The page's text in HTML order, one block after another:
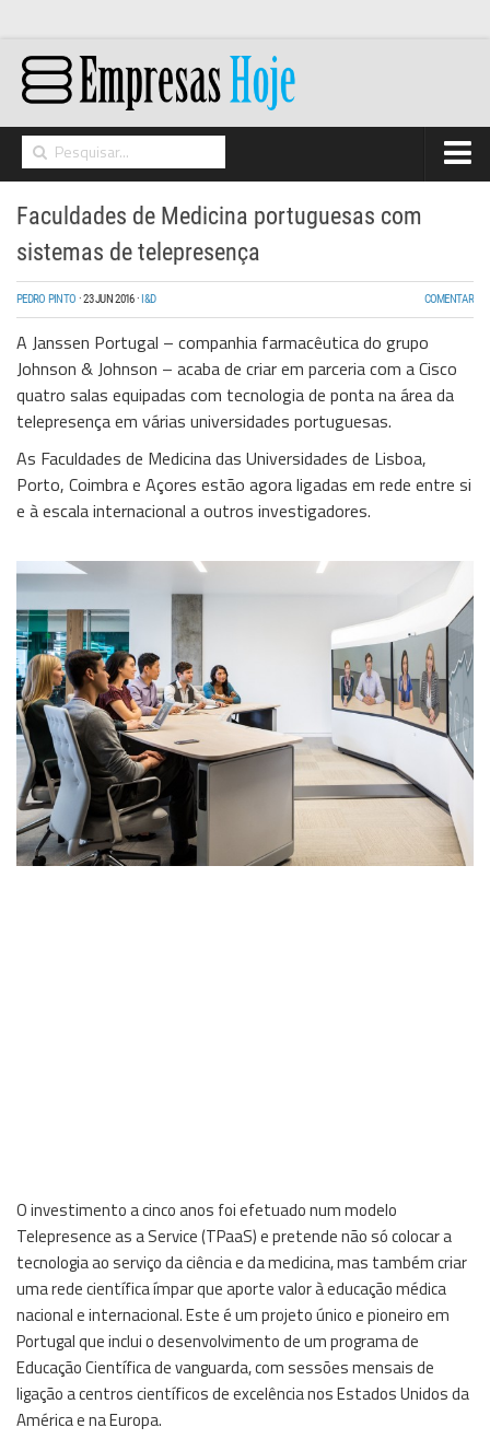
Home
Networking
Segurança
High Tech
Hosting/Cloud
I&D
Storage
Wireless
Informação
Faculdades de Medicina portuguesas com
sistemas de telepresença
PEDRO PINTO ·23 JUN 2016· I&D COMENTAR
A Janssen Portugal – companhia farmacêutica do grupo
Johnson & Johnson – acaba de criar em parceria com aCisco
quatro salas equipadas com tecnologia de ponta na área da
telepresença em várias universidades portuguesas.
As Faculdades de Medicina das Universidades de Lisboa,
Porto, Coimbra e Açores estão agora ligadas em rede entre si
e à escala internacional a outros investigadores.
O investimento a cinco anos foi efetuado num modelo
Telepresence as a Service (TPaaS) e pretende não só colocar a
tecnologia ao serviço da ciência e da medicina, mas também criar
uma rede científica ímpar que aporte valor à educação médica
nacional e internacional. Este é um projeto único e pioneiro em
Portugal que inclui o desenvolvimento de um programa de
Educação Científica de vanguarda, com sessões mensais de
ligação a centros científicos de excelência nos Estados Unidos da
América e na Europa.